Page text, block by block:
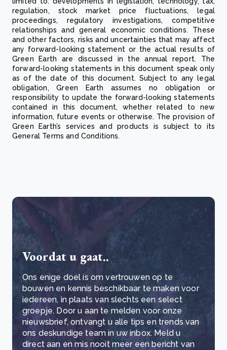
regulation, stock market price fluctuations, legal
proceedings, regulatory investigations, competitive
relationships and general economic conditions. These
and other factors, risks and uncertainties that may affect
any forward-looking statement or the actual results of
Green Earth are discussed in the annual report. The
forward-looking statements in this document speak only
as of the date of this document. Subject to any legal
obligation, Green Earth assumes no obligation or
responsibility to update the forward-looking statements
contained in this document, whether related to new
information, future events or otherwise. The provision of
Green Earth’s services and products is subject to its
General Terms and Conditions.
Voordat u gaat..
Ons enige doel is om vertrouwen op te
bouwen en kennis beschikbaar te maken voor
iedereen, in plaats van slechts een select
groepje. Door u aan te melden voor onze
nieuwsbrief, ontvangt u alle tips en trends van
ons deskundige team in uw inbox. Meld u
direct aan en mis nooit meer een bericht van